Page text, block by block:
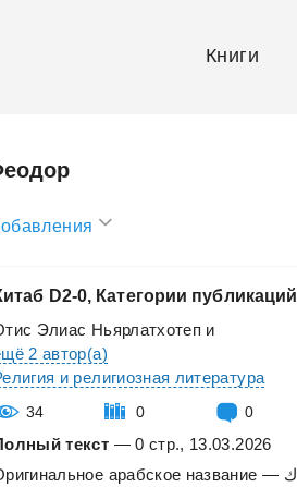
Книги
D2-0, Категории публикаций
Элиас Ньярлатхотеп и
2 автор(а)
и религиозная литература
34 0 0
текст — 0 стр., 13.03.2026
арабское название —